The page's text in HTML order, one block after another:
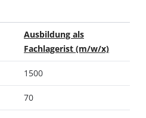
Ausbildung als
Fachlagerist (m/w/x)
1500
70